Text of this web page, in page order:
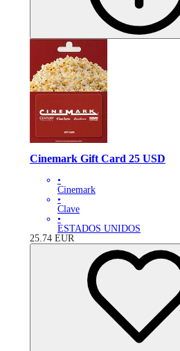
Cinemark Gift Card 25 USD
•
Cinemark
•
Clave
•
ESTADOS UNIDOS
25.74 EUR